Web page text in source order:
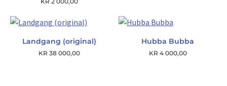
Landgang (original)
KR 38 000,00
Hubba Bubba
KR 4 000,00